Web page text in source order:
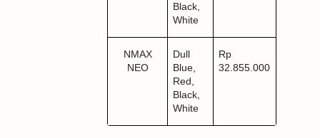
Black,
White
NMAX
NEO
Dull
Blue,
Red,
Black,
White
Rp
32.855.000